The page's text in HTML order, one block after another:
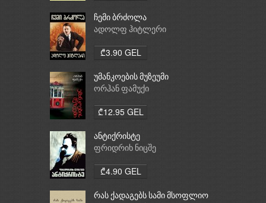
ჩემი ბრძოლა
ადოლფ ჰიტლერი
₾3.90 GEL
უმანკოების მუზეუმი
ორჰან ფამუქი
₾12.95 GEL
ანტიქრისტე
ფრიდრიხ ნიცშე
₾4.90 GEL
რას ქადაგებს სამი მსოფლიო